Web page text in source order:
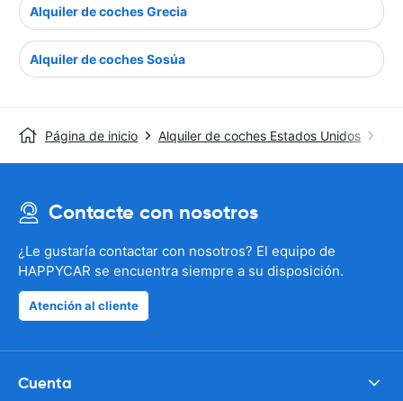
Alquiler de coches Grecia
Alquiler de coches Sosúa
Página de inicio Alquiler de coches Estados Unidos
Contacte con nosotros
¿Le gustaría contactar con nosotros? El equipo de
HAPPYCAR se encuentra siempre a su disposición.
Atención al cliente
Cuenta